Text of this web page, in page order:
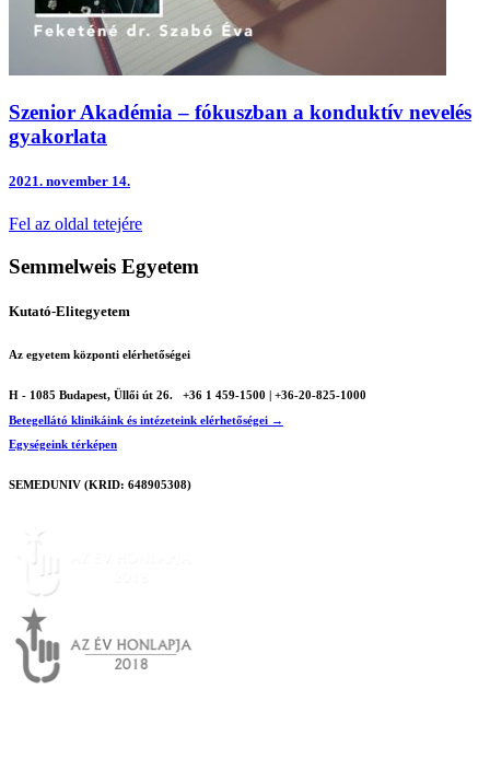
Szenior Akadémia – fókuszban a konduktív nevelés
gyakorlata
2021. november 14.
Fel az oldal tetejére
Semmelweis Egyetem
Kutató-Elitegyetem
Az egyetem központi elérhetőségei
H - 1085 Budapest, Üllői út 26.
+36 1 459-1500 | +36-20-825-1000
Betegellátó klinikáink és intézeteink elérhetőségei →
Egységeink térképen
SEMEDUNIV (KRID: 648905308)